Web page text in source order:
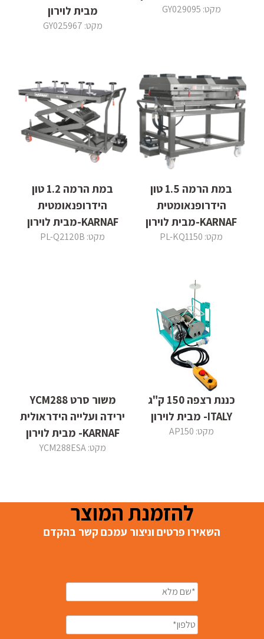
מקט: GY029095
מבית לוירון
מקט: GY025967
במת הרמה 1.5 טון
הידרופנאומטית
KARNAF-מבית לוירון
מקט: PL-KQ1150
במת הרמה 1.2 טון
הידרופנאומטית
KARNAF-מבית לוירון
מקט: PL-Q2120B
כננת רצפה 150 ק"ג
ITALY- מבית לוירון
מקט: AP150
משור סרט YCM288
ירידה ועלייה הידראולית
KARNAF- מבית לוירון
מקט: YCM288ESA
להזמנת המוצר
השאירו פרטים וניצור עמכם קשר בהקדם